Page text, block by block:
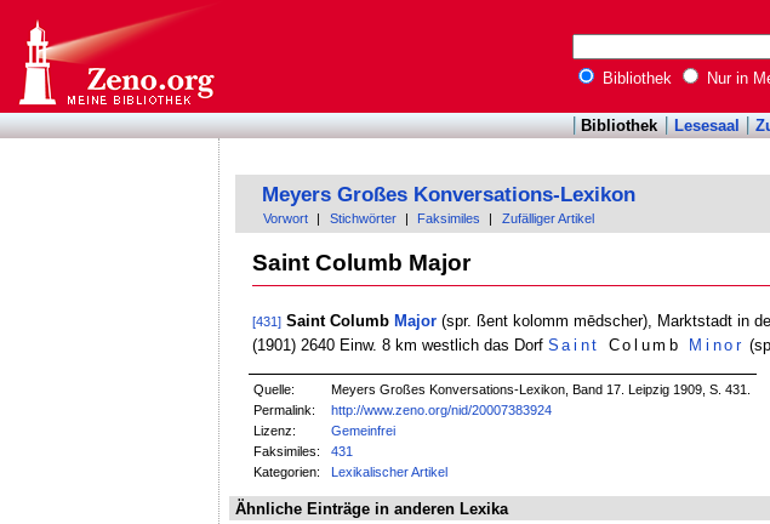
Bibliothek Nur in
Bibliothek Lesesaal
Meyers Großes Konversations-Lexikon
Vorwort Stichwörter Faksimiles Zufälliger Artikel
Saint Columb Major
[431] Saint Columb Major(spr. ßent kolomm mēdscher), Marktstadt in
(1901) 2640 Einw. 8 km westlich das Dorf Saint Columb Minor
Quelle:
Meyers Großes Konversations-Lexikon, Band 17. Leipzig 1909, S. 431.
Permalink:
http://www.zeno.org/nid/20007383924
Lizenz:
Gemeinfrei
Faksimiles:
431
Kategorien:
Lexikalischer Artikel
Ähnliche Einträge in anderen Lexika